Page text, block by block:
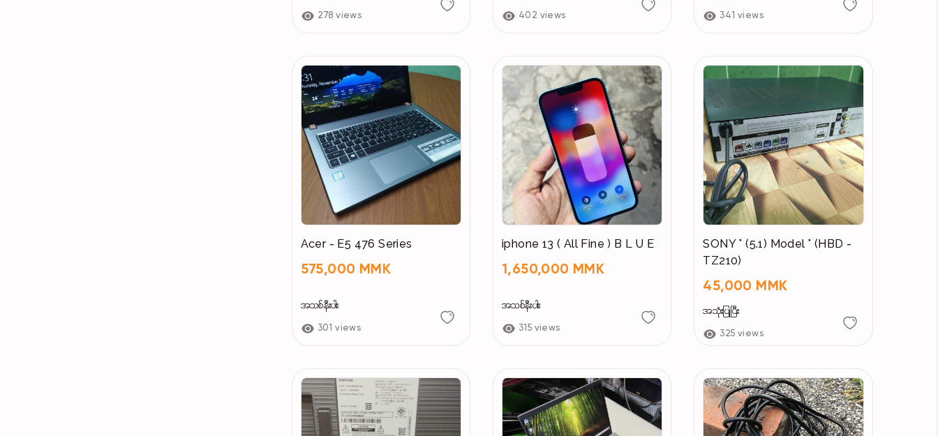
278 views 402 views 341 views
Acer - E5 476 Series
575,000 MMK
အသစ်နီးပါး
301 views
iphone 13 ( All Fine ) B L U E
1,650,000 MMK
အသစ်နီးပါး
315 views
SONY " (5.1) Model " (HBD -
TZ210)
45,000 MMK
အသုံးပြုပြီး
325 views